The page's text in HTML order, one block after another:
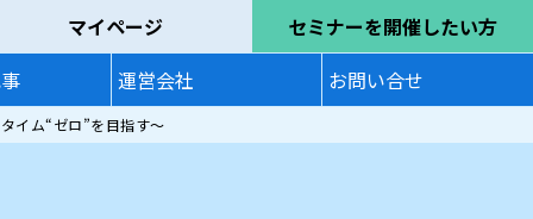
マイページ
セミナーを開催したい方
運営会社 お問い合せ
イム“ゼロ”を目指す〜